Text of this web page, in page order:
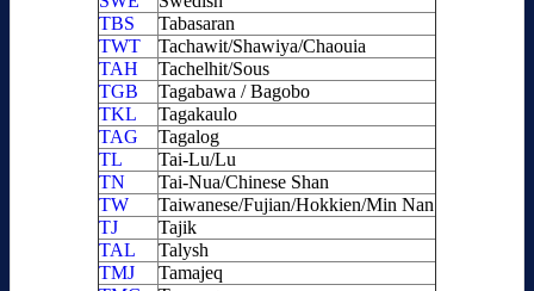
TBS
Tabasaran
TWT
Tachawit/Shawiya/Chaouia
TAH
Tachelhit/Sous
TGB
Tagabawa / Bagobo
TKL
Tagakaulo
TAG
Tagalog
TL
Tai-Lu/Lu
TN
Tai-Nua/Chinese Shan
TW
Taiwanese/Fujian/Hokkien/Min Nan
TJ
Tajik
TAL
Talysh
TMJ
Tamajeq